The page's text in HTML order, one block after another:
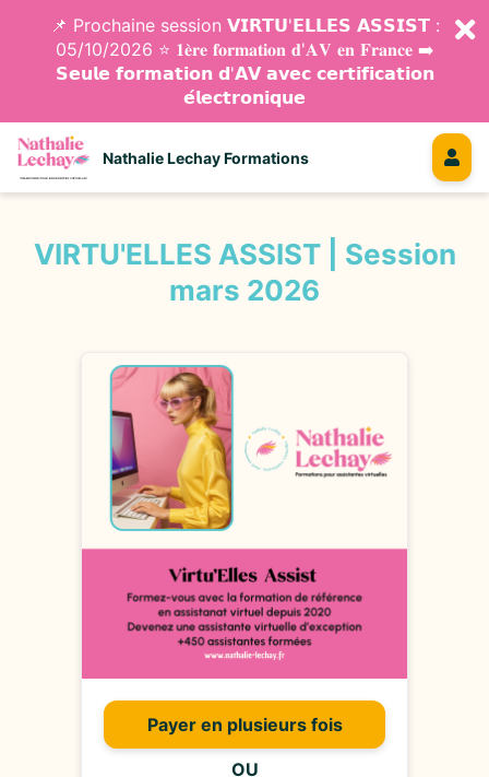
📌 Prochaine session 𝗩𝗜𝗥𝗧𝗨'𝗘𝗟𝗟𝗘𝗦 𝗔𝗦𝗦𝗜𝗦𝗧 :
05/10/2026 ⭐️ 𝟏𝐞̀𝐫𝐞 𝐟𝐨𝐫𝐦𝐚𝐭𝐢𝐨𝐧 𝐝'𝐀𝐕 𝐞𝐧 𝐅𝐫𝐚𝐧𝐜𝐞 ➡️
𝗦𝗲𝘂𝗹𝗲 𝗳𝗼𝗿𝗺𝗮𝘁𝗶𝗼𝗻 𝗱'𝗔𝗩 𝗮𝘃𝗲𝗰 𝗰𝗲𝗿𝘁𝗶𝗳𝗶𝗰𝗮𝘁𝗶𝗼𝗻
𝗲́𝗹𝗲𝗰𝘁𝗿𝗼𝗻𝗶𝗾𝘂𝗲
Nathalie Lechay Formations
VIRTU'ELLES ASSIST | Session
mars 2026
Payer en plusieurs fois
OU